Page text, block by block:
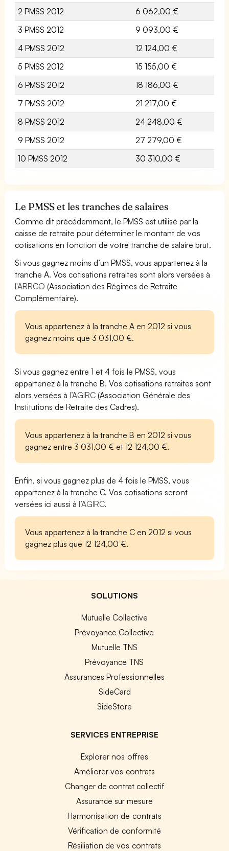
2 PMSS 2012
6 062,00 €
3 PMSS 2012
9 093,00 €
4 PMSS 2012
12 124,00 €
5 PMSS 2012
15 155,00 €
6 PMSS 2012
18 186,00 €
7 PMSS 2012
21 217,00 €
8 PMSS 2012
24 248,00 €
9 PMSS 2012
27 279,00 €
10 PMSS 2012
30 310,00 €
Le PMSS et les tranches de salaires
Comme dit précédemment, le PMSS est utilisé par la
caisse de retraite pour déterminer le montant de vos
cotisations en fonction de votre tranche de salaire brut.
Si vous gagnez moins d’un PMSS, vous appartenez à la
tranche A. Vos cotisations retraites sont alors versées à
l'ARRCO (Association des Régimes de Retraite
Complémentaire).
Vous appartenez à la tranche A en 2012 si vous
gagnez moins que 3 031,00 €.
Si vous gagnez entre 1 et 4 fois le PMSS, vous
appartenez à la tranche B. Vos cotisations retraites sont
alors versées àl’AGIRC (Association Générale des
Institutions de Retraite des Cadres).
Vous appartenez à la tranche B en 2012 si vous
gagnez entre 3 031,00 € et 12 124,00 €.
Enfin, si vous gagnez plus de 4 fois le PMSS, vous
appartenez à la tranche C. Vos cotisations seront
versées ici aussi àl’AGIRC.
Vous appartenez à la tranche C en 2012 si vous
gagnez plus que 12 124,00 €.
SOLUTIONS
Mutuelle Collective
Prévoyance Collective
Mutuelle TNS
Prévoyance TNS
Assurances Professionnelles
SideCard
SideStore
SERVICES ENTREPRISE
Explorer nos offres
Améliorer vos contrats
Changer de contrat collectif
Assurance sur mesure
Harmonisation de contrats
Vérification de conformité
Résiliation de vos contrats